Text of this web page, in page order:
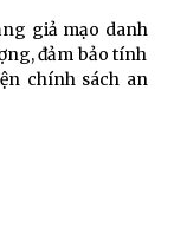
giả mạo danh
đảm bảo tính
chính sách an